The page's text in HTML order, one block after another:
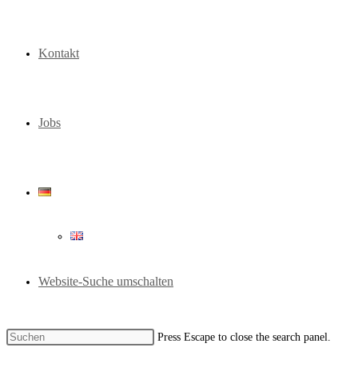
Kontakt
Jobs
Website-Suche umschalten
Press Escape to close the search panel.